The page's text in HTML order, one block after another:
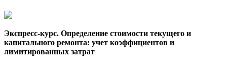
Экспресс-курс. Определение стоимости текущего и
капитального ремонта: учет коэффициентов и
лимитированных затрат